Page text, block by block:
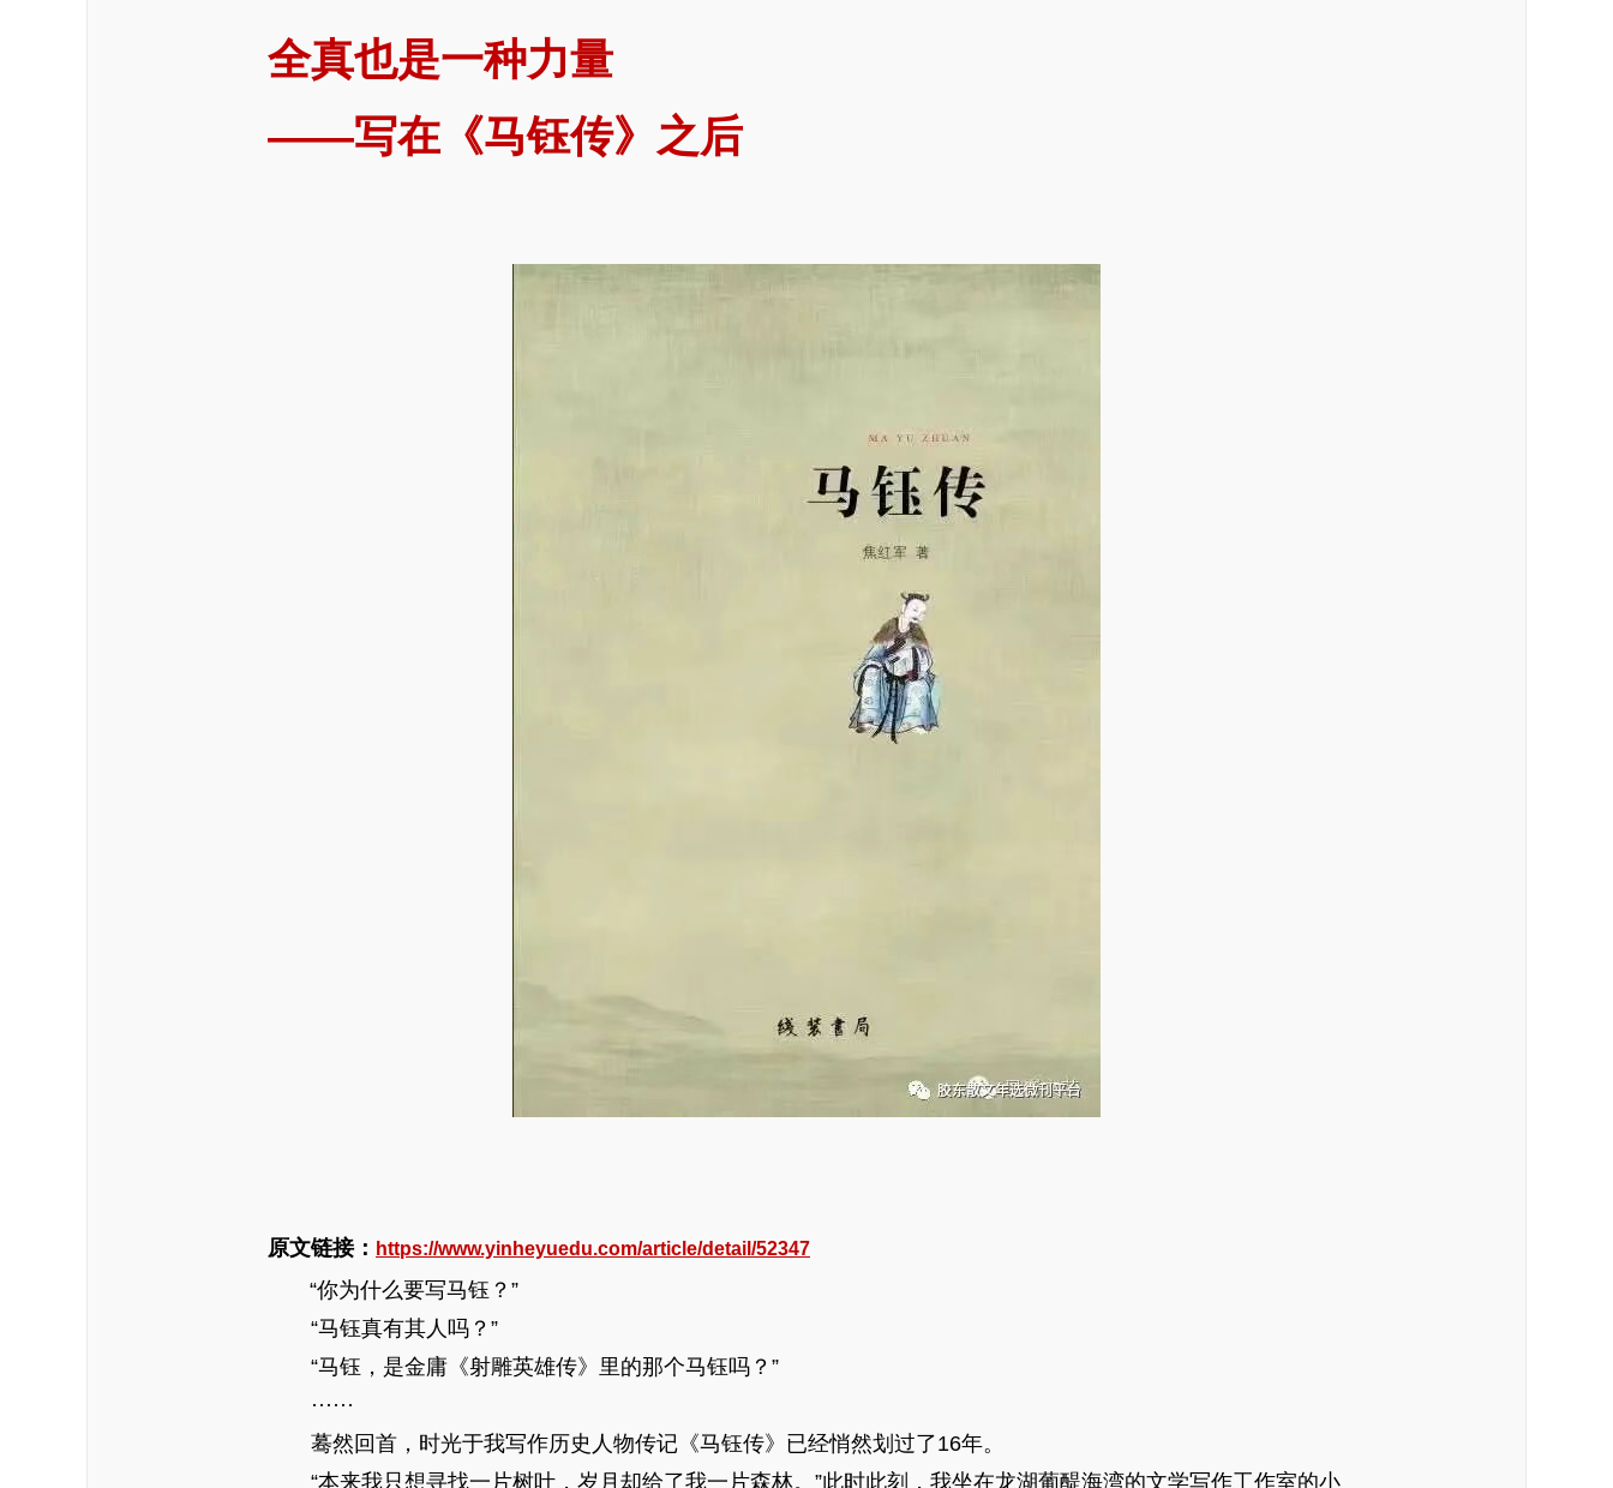
全真也是一种力量
——写在《马钰传》之后
原文链接： https://www.yinheyuedu.com/article/detail/52347
“你为什么要写马钰？”
“马钰真有其人吗？”
“马钰，是金庸《射雕英雄传》里的那个马钰吗？”
······
蓦然回首，时光于我写作历史人物传记《马钰传》已经悄然划过了16年。
“本来我只想寻找一片树叶，岁月却给了我一片森林。”此时此刻，我坐在龙湖葡醍海湾的文学写作工作室的小